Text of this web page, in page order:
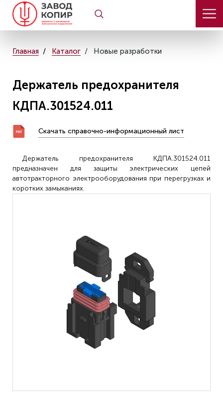
Главная Каталог Новые разработки
Держатель предохранителя
КДПА.301524.011
Скачать справочно-информационный лист
Держатель предохранителя КДПА.301524.011
предназначен для защиты электрических цепей
автотракторного электрооборудования при перегрузках и
коротких замыканиях.